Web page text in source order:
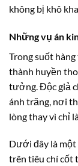
không bị khô
Những vụ án
Trong suốt
thành huyền
tưởng. Độc giả
ánh trăng, nơi
lòng thay vì chỉ
Dưới đây là một
trên tiêu chí cốt